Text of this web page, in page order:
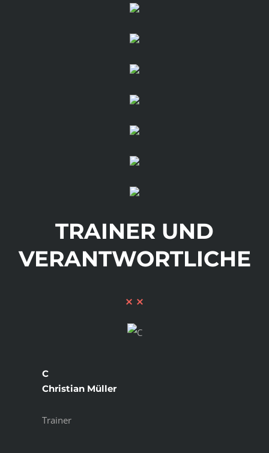
TRAINER UND
VERANTWORTLICHE
C
Christian Müller
Trainer